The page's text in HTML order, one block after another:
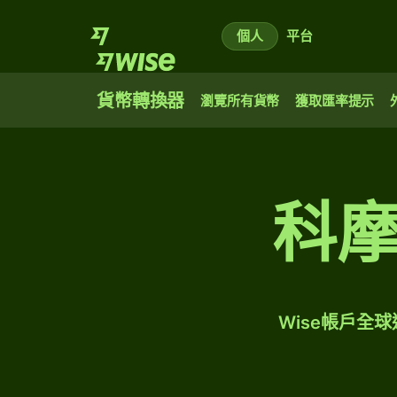
個人 平台
貨幣轉換器 瀏覽所有貨幣 獲取匯率提示
科
Wise帳戶全球